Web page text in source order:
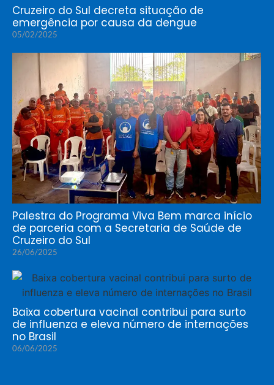
Cruzeiro do Sul decreta situação de
emergência por causa da dengue
05/02/2025
Palestra do Programa Viva Bem marca início
de parceria com a Secretaria de Saúde de
Cruzeiro do Sul
26/06/2025
Baixa cobertura vacinal contribui para surto
de influenza e eleva número de internações
no Brasil
06/06/2025